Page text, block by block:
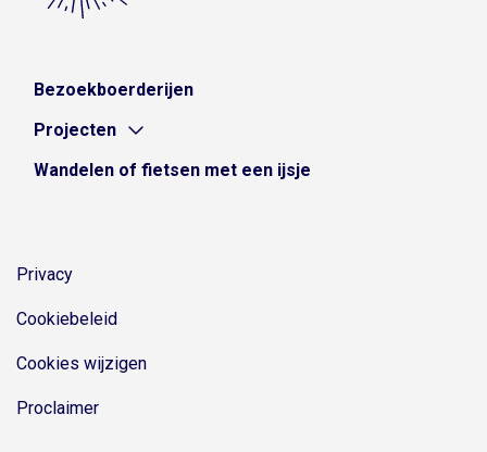
Bezoekboerderijen
Projecten
Wandelen of fietsen met een ijsje
Privacy
Cookiebeleid
Cookies wijzigen
Proclaimer